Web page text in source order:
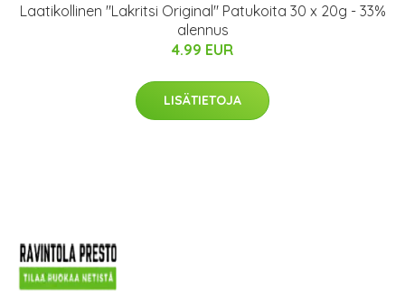
Laatikollinen "Lakritsi Original" Patukoita 30 x 20g - 33%
alennus
4.99 EUR
LISÄTIETOJA